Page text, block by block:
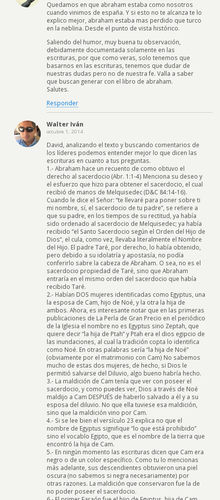
Quedamos en que abraham estaba como nosotros
cuando vinimos de españa. Y si esto no te alcanza te lo
explico mejor, abraham estaba mas perdido que turco
en la neblina. Desde el punto de vista histórico.
Saliendo del humor, muy buena tu observación,
debidamente documentada solamente en las
escrituras, por que como veras, solo tenemos que
basarnos en las escrituras, tenemos que dudar de
nuestras dudas pero no de nuestra fe. Valla a saber
que buscan generar con el libro de abraham.
Salutes.
Responder
Walter Iván
octubre 1, 2014
David, analizando el texto y buscando comentarios de
los líderes podemos entender mejor lo que dicen las
escrituras en cuanto a tus preguntas.
1.- Abraham hace un recuento de como obtuvo el
derecho al sacerdocio (Abr. 1:1-4) Menciona su deseo y
el esfuerzo que hizo para obtener el sacerdocio, el cual
recibió de manos de Melquisedec (D&C 84:14-16).
Cuando le dice el Señor: “te llevaré para poner sobre ti
mi nombre, sí, el sacerdocio de tu padre”, se refiere a
que su padre, en los tiempos de su rectitud, ya había
sido ordenado al sacerdocio de Melquisedec; ya había
recibido “el Santo Sacerdocio según el Orden del Hijo de
Dios”, el cula, como vez, llevaba literalmente el Nombre
del Hijo. El padre Taré, por derecho, lo había obtenido,
pero debido a su idolatría y apostasía, no podía
conferirlo sabre la cabeza de Abraham. O sea, no es el
sacerdocio propiedad de Taré, sino que Abraham
entraría en el mismo orden del sacerdocio que había
recibido Taré.
2.- Habían DOS mujeres identificadas como Egyptus, una
la esposa de Cam, hijo de Noé, y la otra la hija de
ambos. Ahora, es interesante notar que en las primeras
publicaciones de La Perla de Gran Precio en el periódico
de la Iglesia el nombre no es Egyptus sino Zeptah, que
quiere decir “la hija de Ptah” y Ptah era el dios egipcio de
las inundaciones, al cual la tradición copta lo identifica
como Noé. En otras palabras sería “la hija de Noé”
(obviamente por el matrimonio con Cam) No sabemos
mucho de estas dos mujeres, de hecho, si Dios le
permitió salvarse del Diluvio, algo bueno habría hecho.
3.- La maldición de Cam tenía que ver con poseer el
sacerdocio, y como puedes ver, Dios a través de Noé
maldijo a Cam DESPUÉS de haberlo salvado a él y a su
esposa del diluvio. No que ella tuviese esa maldición,
sino que la maldición vino por Cam.
4.- Si se lee bien el versículo 23 explica no que el
nombre de Egyptus signifique “lo que está prohibido”
sino el vocablo Egipto, que es el nombre de la tierra que
encontró la hija de Cam.
5.- En ningún momento las escrituras dicen que Cam era
negro o de un color específico. Como tu lo mencionas
más adelante, sus descendientes obtuvieron una piel
oscura (no sabemos si negra necesariamente) por
otras razones. La maldición que conservaron fue la de
no poder poseer el sacerdocio.